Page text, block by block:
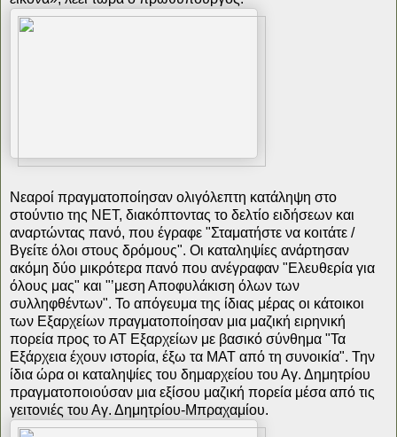
Νεαροί πραγματοποίησαν ολιγόλεπτη κατάληψη στο
στούντιο της NET, διακόπτοντας το δελτίο ειδήσεων και
αναρτώντας πανό, που έγραφε "Σταματήστε να κοιτάτε /
Βγείτε όλοι στους δρόμους". Οι καταληψίες ανάρτησαν
ακόμη δύο μικρότερα πανό που ανέγραφαν "Ελευθερία για
όλους μας" και "ʼμεση Αποφυλάκιση όλων των
συλληφθέντων". Το απόγευμα της ίδιας μέρας οι κάτοικοι
των Εξαρχείων πραγματοποίησαν μια μαζική ειρηνική
πορεία προς το ΑΤ Εξαρχείων με βασικό σύνθημα "Τα
Εξάρχεια έχουν ιστορία, έξω τα ΜΑΤ από τη συνοικία". Την
ίδια ώρα οι καταληψίες του δημαρχείου του Αγ. Δημητρίου
πραγματοποιούσαν μια εξίσου μαζική πορεία μέσα από τις
γειτονιές του Αγ. Δημητρίου-Μπραχαμίου.